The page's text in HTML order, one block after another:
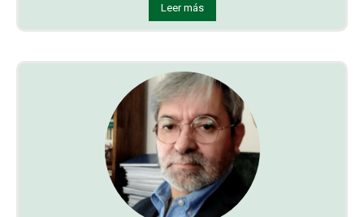
Leer más